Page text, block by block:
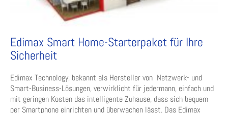
Edimax Smart Home-Starterpaket für Ihre
Sicherheit
Edimax Technology, bekannt als Hersteller von Netzwerk- und
Smart-Business-Lösungen, verwirklicht für jedermann, einfach und
mit geringen Kosten das intelligente Zuhause, dass sich bequem
per Smartphone einrichten und überwachen lässt. Das Edimax